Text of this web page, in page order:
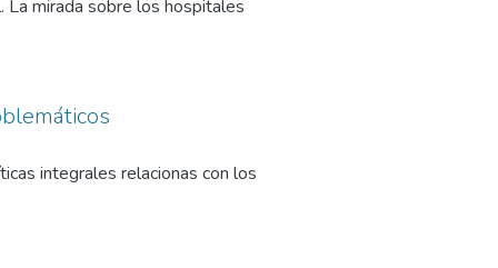
La mirada sobre los hospitales
integrales relacionas con los